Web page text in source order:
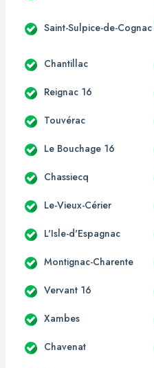
Saint-Sulpice-de-Cognac
Chantillac
Reignac 16
Touvérac
Le Bouchage 16
Chassiecq
Le-Vieux-Cérier
L'Isle-d'Espagnac
Montignac-Charente
Vervant 16
Xambes
Chavenat